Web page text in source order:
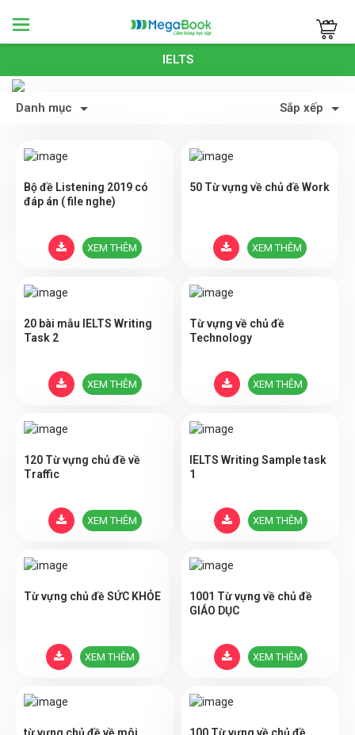
Megabook
IELTS
Danh mục Sắp xếp
Bộ đề Listening 2019 có
đáp án ( file nghe)
XEM THÊM
50 Từ vựng về chủ đề Work
XEM THÊM
20 bài mẫu IELTS Writing
Task 2
XEM THÊM
Từ vựng về chủ đề
Technology
XEM THÊM
120 Từ vựng chủ đề về
Traffic
XEM THÊM
IELTS Writing Sample task
1
XEM THÊM
Từ vựng chủ đề SỨC KHỎE
XEM THÊM
1001 Từ vựng về chủ đề
GIÁO DỤC
XEM THÊM